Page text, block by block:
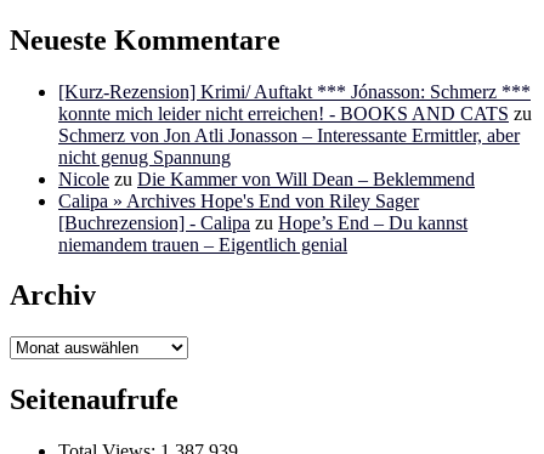
Neueste Kommentare
[Kurz-Rezension] Krimi/ Auftakt *** Jónasson: Schmerz ***
konnte mich leider nicht erreichen! - BOOKS AND CATS zu
Schmerz von Jon Atli Jonasson – Interessante Ermittler, aber
nicht genug Spannung
Nicole zu Die Kammer von Will Dean – Beklemmend
Calipa » Archives Hope's End von Riley Sager
[Buchrezension] - Calipa zu Hope’s End – Du kannst
niemandem trauen – Eigentlich genial
Archiv
Archiv
Seitenaufrufe